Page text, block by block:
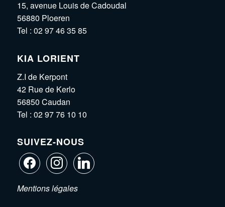
15, avenue Louis de Cadoudal
56880 Ploeren
Tel : 02 97 46 35 85
KIA LORIENT
Z.I de Kerpont
42 Rue de Kerlo
56850 Caudan
Tel : 02 97 76 10 10
SUIVEZ-NOUS
Mentions légales